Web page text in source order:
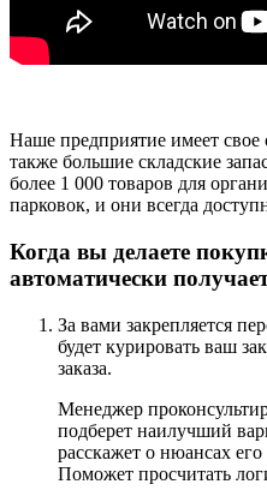
Наше предприятие имеет свое
также большие складские
более 1 000 товаров для
парковок, и они всегда
Когда вы делаете
автоматически
За вами закрепляется
будет курировать ваш
заказа.
Менеджер
подберет наилучший
расскажет о нюансах
Поможет просчитать